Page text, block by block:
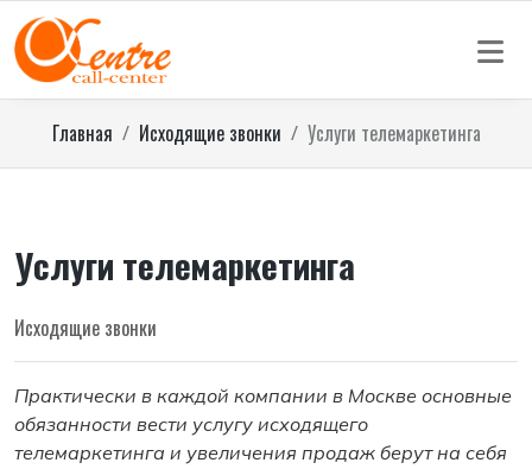
Главная Исходящие звонки Услуги телемаркетинга
Услуги телемаркетинга
Исходящие звонки
Практически в каждой компании в Москве основные
обязанности вести услугу исходящего
телемаркетинга и увеличения продаж берут на себя